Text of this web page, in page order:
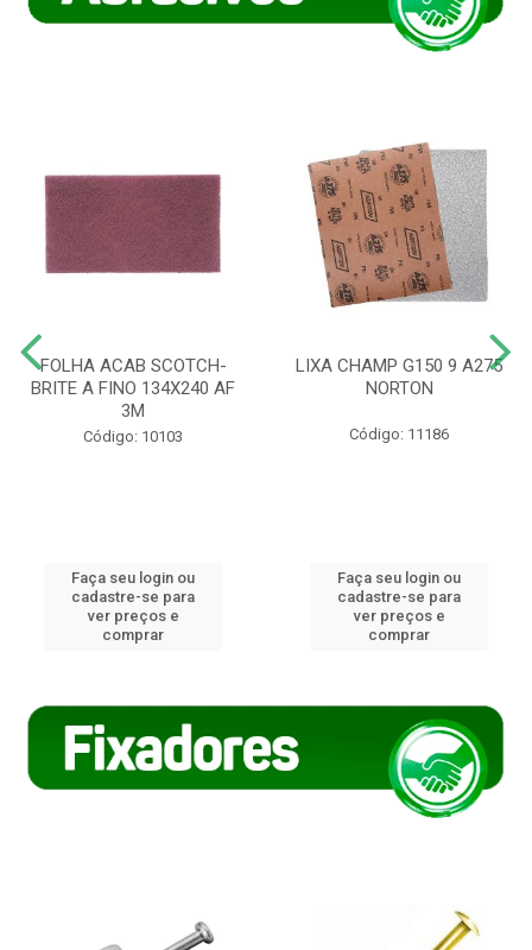
FOLHA ACAB SCOTCH-
BRITE A FINO 134X240 AF
3M
Código: 10103
Faça seu login ou
cadastre-se para
ver preços e
comprar
LIXA CHAMP G150 9 A275
NORTON
Código: 11186
Faça seu login ou
cadastre-se para
ver preços e
comprar